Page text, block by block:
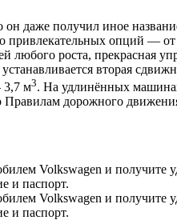
даже получил иное
привлекательных опций —
любого роста, прекрасная
вторая
3,7 м3. На удлинённых
дорожного
Volkswagen и получите
и паспорт.
Volkswagen и получите
и паспорт.